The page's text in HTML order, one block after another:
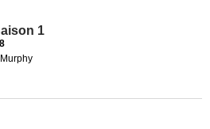
1
8